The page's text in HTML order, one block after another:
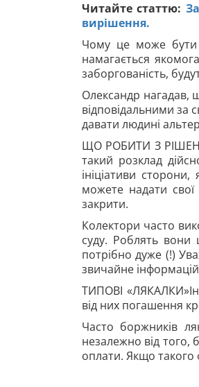
Читайте статтю:
вирішення.
Чому це може бути
намагається
заборгованість,
Олександр нагадав,
відповідальними за
давати людині
ЩО РОБИТИ З
такий розклад
ініціативи
можете надати
закрити.
Колектори часто
суду. Роблять
потрібно дуже (!)
звичайне
ТИПОВІ
від них погашення
Часто боржників
незалежно від того,
оплати. Якщо такого